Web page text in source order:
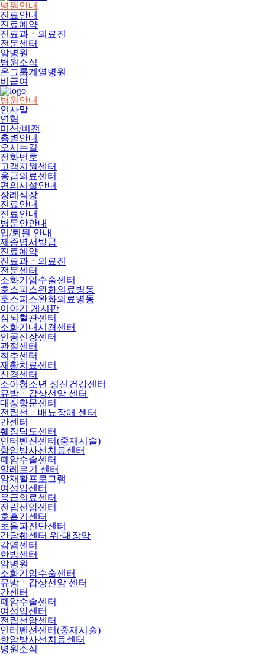
병원안내
진료안내
진료예약
진료과ㆍ의료진
전문센터
암병원
병원소식
온그룹계열병원
비급여
병원안내
인사말
연혁
미션/비전
층별안내
오시는길
전화번호
고객지원센터
응급의료센터
편의시설안내
장례식장
진료안내
진료안내
병문안안내
입/퇴원 안내
제증명서발급
진료예약
진료과ㆍ의료진
전문센터
소화기암수술센터
호스피스완화의료병동
호스피스완화의료병동
이야기 게시판
심뇌혈관센터
소화기내시경센터
인공신장센터
관절센터
척추센터
재활치료센터
신경센터
소아청소년 정신건강센터
유방ㆍ갑상선암 센터
대장항문센터
전립선ㆍ배뇨장애 센터
간센터
췌장담도센터
인터벤션센터(중재시술)
항암방사선치료센터
폐암수술센터
알레르기 센터
암재활프로그램
여성암센터
응급의료센터
전립선암센터
호흡기센터
초음파진단센터
간담췌센터 위·대장암
감염센터
한방센터
암병원
소화기암수술센터
유방ㆍ갑상선암 센터
간센터
폐암수술센터
여성암센터
전립선암센터
인터벤션센터(중재시술)
항암방사선치료센터
병원소식